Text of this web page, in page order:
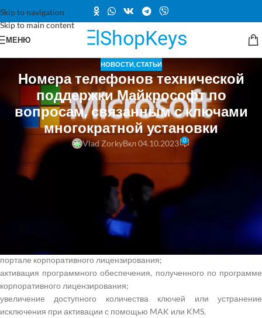
Skip to navigation
Skip to main content
МЕНЮ
НОВОСТИ,СТАТЬИ
Номера телефонов технической
поддержки Майкрософт по
вопросам, связанным с ключами
многократной установки
Vlad ZorkyВкл 04.10.2023 0
Специалисты технической поддержки Майкрософт по вопросам,
связанным с ключами многократной установки, могут оказать
помощь при выполнении таких задач:
поиск, назначение и предоставление ключей многократной
установки, полученных по соглашениям о лицензировании;
поиск сведений о лицензии;
поиск ключей многократной установки и программного
обеспечения, полученного по корпоративным лицензиям, на
портале корпоративного лицензирования;
активация программного обеспечения, полученного по программе
корпоративного лицензирования;
увеличение доступного количества ключей или устранение
исключения при активации с помощью MAK или KMS.